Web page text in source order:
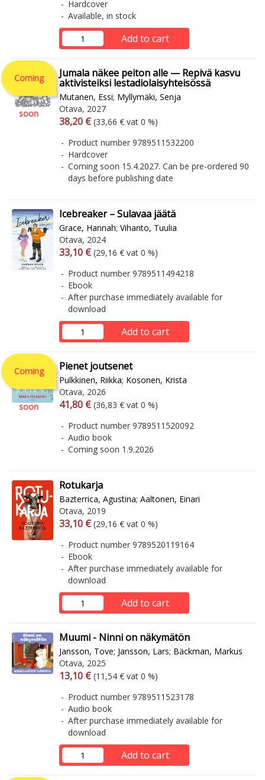
Hardcover
Available, in stock
Add to cart
Coming
soon
Jumala näkee peiton alle — Repivä kasvu
aktivisteiksi lestadiolaisyhteisössä
Mutanen, Essi; Myllymäki, Senja
Otava, 2027
Arvonlisäverollinen hinta
38,20 € Excl. vat
(33,66 € vat 0 %)
Product number 9789511532200
Hardcover
Coming soon 15.4.2027. Can be pre-ordered 90
days before publishing date
Icebreaker – Sulavaa jäätä
Grace, Hannah; Vihanto, Tuulia
Otava, 2024
Arvonlisäverollinen hinta
33,10 € Excl. vat
(29,16 € vat 0 %)
Product number 9789511494218
Ebook
After purchase immediately available for
download
Add to cart
Coming
soon
Pienet joutsenet
Pulkkinen, Riikka; Kosonen, Krista
Otava, 2026
Arvonlisäverollinen hinta
41,80 € Excl. vat
(36,83 € vat 0 %)
Product number 9789511520092
Audio book
Coming soon 1.9.2026
Rotukarja
Bazterrica, Agustina; Aaltonen, Einari
Otava, 2019
Arvonlisäverollinen hinta
33,10 € Excl. vat
(29,16 € vat 0 %)
Product number 9789520119164
Ebook
After purchase immediately available for
download
Add to cart
Muumi - Ninni on näkymätön
Jansson, Tove; Jansson, Lars; Bäckman, Markus
Otava, 2025
Arvonlisäverollinen hinta
13,10 € Excl. vat
(11,54 € vat 0 %)
Product number 9789511523178
Audio book
After purchase immediately available for
download
Add to cart